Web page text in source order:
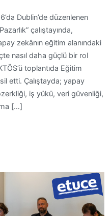
Dublin’de düzenlenen
çalıştayında,
zekânın eğitim alanındaki
nasıl daha güçlü bir rol
toplantıda Eğitim
etti. Çalıştayda; yapay
iş yükü, veri güvenliği,
[…]